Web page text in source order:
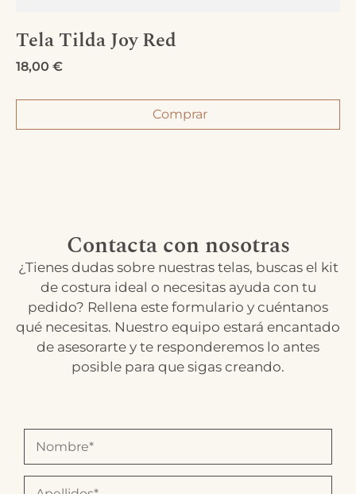
Tela Tilda Joy Red
18,00 €
Comprar
Contacta con nosotras
¿Tienes dudas sobre nuestras telas, buscas el kit
de costura ideal o necesitas ayuda con tu
pedido? Rellena este formulario y cuéntanos
qué necesitas. Nuestro equipo estará encantado
de asesorarte y te responderemos lo antes
posible para que sigas creando.